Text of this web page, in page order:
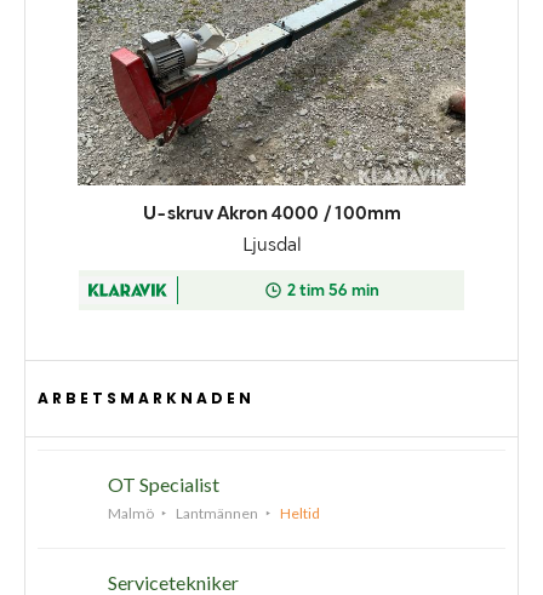
ARBETSMARKNADEN
OT Specialist
Malmö Lantmännen Heltid
Servicetekniker